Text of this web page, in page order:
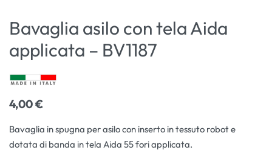
Bavaglia asilo con tela Aida
applicata – BV1187
4,00€
Bavaglia in spugna per asilo con inserto in tessuto robot e
dotata di banda in tela Aida 55 fori applicata.